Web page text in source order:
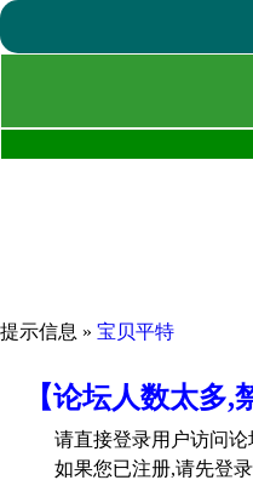
提示信息 » 宝贝平特
【论坛人数太多
请直接登录用户访问论
如果您已注册,请先登